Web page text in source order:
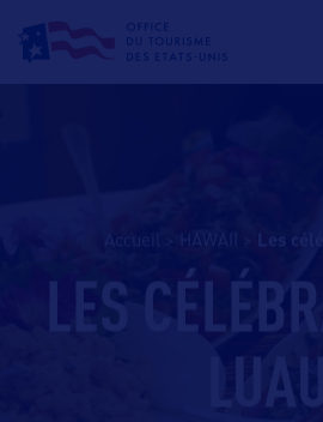
Accueil HAWAII les
LES